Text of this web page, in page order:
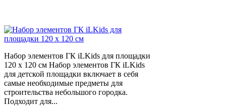
Набор элементов ГК iLKids для площадки
120 х 120 см Набор элементов ГК iLKids
для детской площадки включает в себя
самые необходимые предметы для
строительства небольшого городка.
Подходит для...